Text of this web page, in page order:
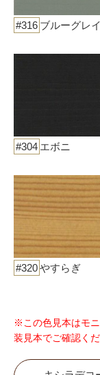
#320やすらぎ
#316 ブルーグレイ
#304 エボニ
※この色見本はモ
装見本でご確認くだ